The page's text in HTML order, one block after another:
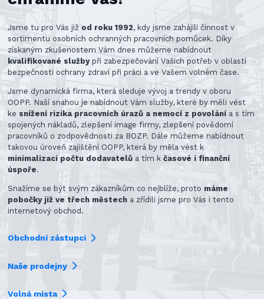
Jsme tu pro Vás již od roku 1992, kdy jsme zahájili činnost v
sortimentu osobních ochranných pracovních pomůcek. Díky
získaným zkušenostem Vám dnes můžeme nabídnout
kvalifikované službypři zabezpečování Vašich potřeb v oblasti
bezpečnosti ochrany zdraví při práci a ve Vašem volném čase.
Jsme dynamická firma, která sleduje vývoj a trendy v oboru
OOPP. Naší snahou je nabídnout Vám služby, které by měli vést
ke snížení rizika pracovních úrazů a nemocí z povolání a s tím
spojených nákladů, zlepšení image firmy, zlepšení povědomí
pracovníků o zodpovědnosti za BOZP. Dále můžeme nabídnout
takovou úroveň zajištění OOPP, která by měla vést k
minimalizaci počtu dodavatelů a tím kčasové i finanční
úspoře.
Snažíme se být svým zákazníkům co nejblíže, proto máme
pobočky již ve třech městech a zřídili jsme pro Vás i tento
internetový obchod.
Obchodní zástupci
Naše prodejny
Volná místa